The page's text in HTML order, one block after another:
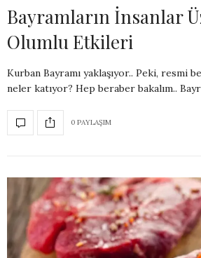
Bayramların İnsanlar
Olumlu Etkileri
Kurban Bayramı yaklaşıyor.. Peki, resmi
neler katıyor? Hep beraber bakalım..
0 PAYLAŞIM